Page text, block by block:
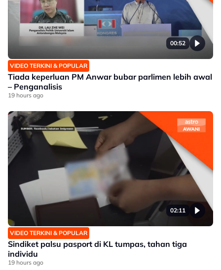
00:52
VIDEO TERKINI & POPULAR
Tiada keperluan PM Anwar bubar parlimen lebih awal
– Penganalisis
19 hours ago
02:11
VIDEO TERKINI & POPULAR
Sindiket palsu pasport di KL tumpas, tahan tiga
individu
19 hours ago